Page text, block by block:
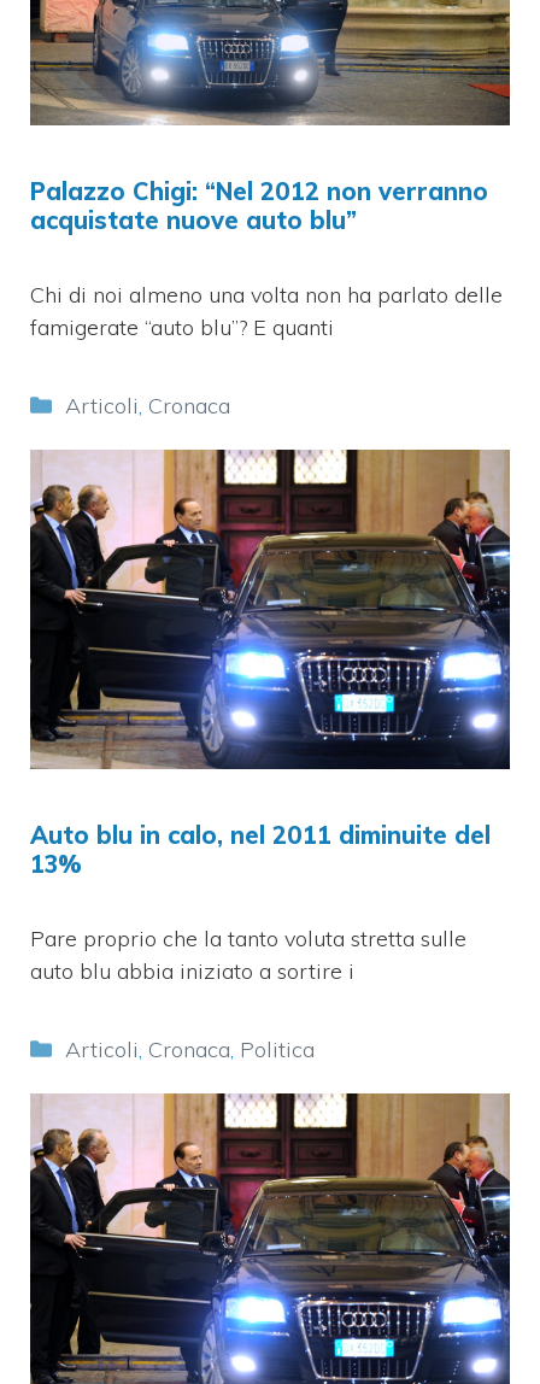
Palazzo Chigi: “Nel 2012 non verranno
acquistate nuove auto blu”
Chi di noi almeno una volta non ha parlato delle
famigerate “auto blu”? E quanti
Categorie
Articoli, Cronaca
Auto blu in calo, nel 2011 diminuite del
13%
Pare proprio che la tanto voluta stretta sulle
auto blu abbia iniziato a sortire i
Categorie
Articoli, Cronaca, Politica